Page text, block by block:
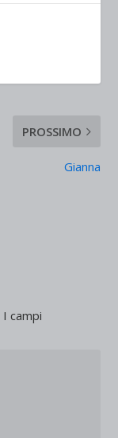
PROSSIMO
Gianna
I campi